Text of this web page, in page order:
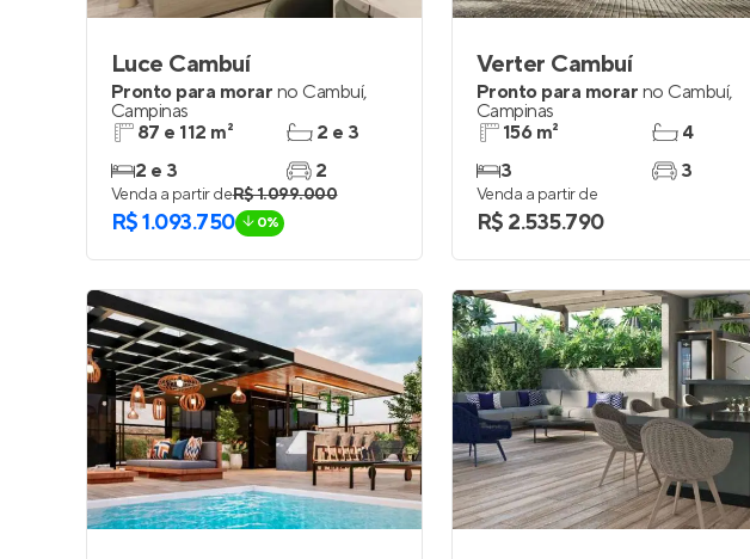
Luce Cambuí
Pronto para morar no Cambuí,
Campinas
87 e 112 m²
2 e 3
2 e 3
2
Venda a partir deR$ 1.099.000
R$ 1.093.750 0%
Verter Cambuí
Pronto para morar no Cambuí,
Campinas
156 m²
3
4
3
Venda a partir de
R$ 2.535.790